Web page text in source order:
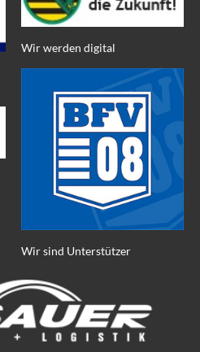
Wir werden digital
Wir sind Unterstützer